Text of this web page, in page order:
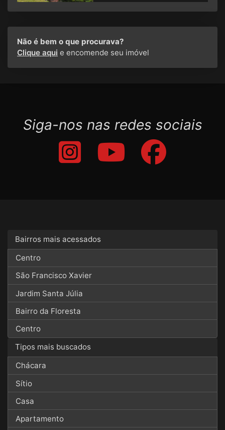
Não é bem o que procurava?
Clique aqui e encomende seu imóvel
Siga-nos nas redes sociais
Bairros mais acessados
Centro
São Francisco Xavier
Jardim Santa Júlia
Bairro da Floresta
Centro
Tipos mais buscados
Chácara
Sítio
Casa
Apartamento